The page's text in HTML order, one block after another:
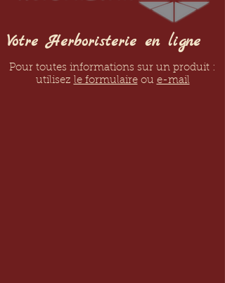
Votre Herboristerie en ligne
Pour toutes informations sur un produit :
utilisez le formulaireou e-mail